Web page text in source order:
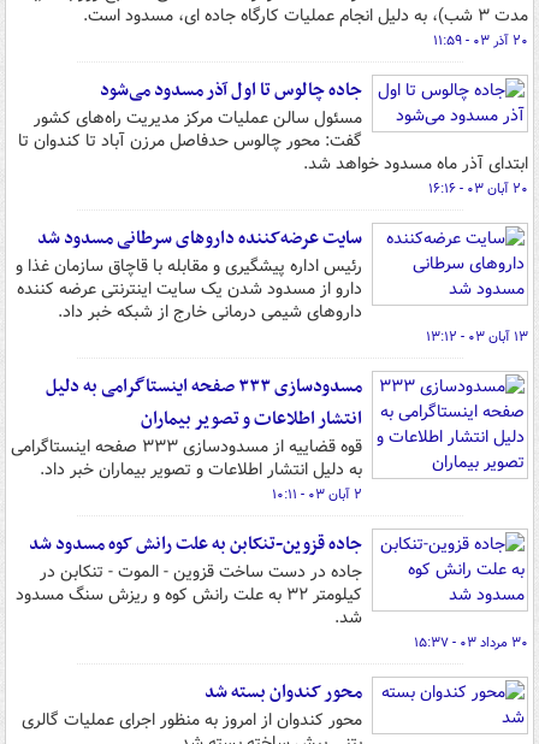
مدت ۳ شب)، به دلیل انجام عملیات کارگاه جاده ای، مسدود است.
۲۰ آذر ۰۳ - ۱۱:۵۹
جاده چالوس تا اول آذر مسدود می‌شود
مسئول سالن عملیات مرکز مدیریت راه‌های کشور
گفت: محور چالوس حدفاصل مرزن آباد تا کندوان تا
ابتدای آذر ماه مسدود خواهد شد.
۲۰ آبان ۰۳ - ۱۶:۱۶
سایت عرضه‌کننده داروهای سرطانی مسدود شد
رئیس اداره پیشگیری و مقابله با قاچاق سازمان غذا و
دارو از مسدود شدن یک سایت اینترنتی عرضه کننده
داروهای شیمی درمانی خارج از شبکه خبر داد.
۱۳ آبان ۰۳ - ۱۳:۱۲
مسدودسازی ۳۳۳ صفحه اینستاگرامی به دلیل
انتشار اطلاعات و تصویر بیماران
قوه قضاییه از مسدودسازی ۳۳۳ صفحه اینستاگرامی
به دلیل انتشار اطلاعات و تصویر بیماران خبر داد.
۲ آبان ۰۳ - ۱۰:۱۱
جاده قزوین-تنکابن به علت رانش کوه مسدود شد
جاده در دست ساخت قزوین - الموت - تنکابن در
کیلومتر ۳۲ به علت رانش کوه و ریزش سنگ مسدود
شد.
۳۰ مرداد ۰۳ - ۱۵:۳۷
محور کندوان بسته شد
محور کندوان از امروز به منظور اجرای عملیات گالری